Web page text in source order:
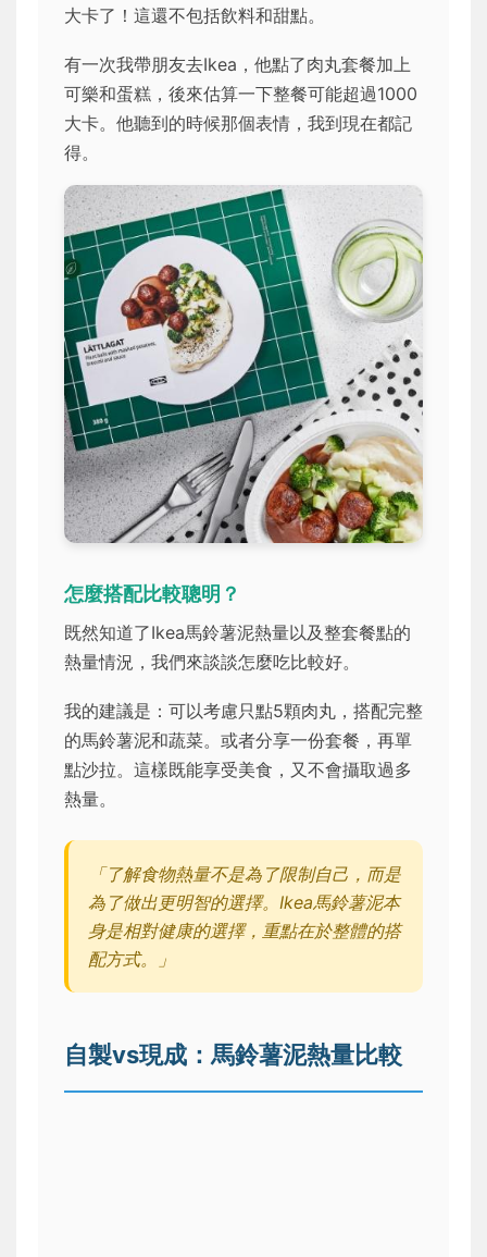
大卡了！這還不包括飲料和甜點。
有一次我帶朋友去Ikea，他點了肉丸套餐加上
可樂和蛋糕，後來估算一下整餐可能超過1000
大卡。他聽到的時候那個表情，我到現在都記
得。
怎麼搭配比較聰明？
既然知道了Ikea馬鈴薯泥熱量以及整套餐點的
熱量情況，我們來談談怎麼吃比較好。
我的建議是：可以考慮只點5顆肉丸，搭配完整
的馬鈴薯泥和蔬菜。或者分享一份套餐，再單
點沙拉。這樣既能享受美食，又不會攝取過多
熱量。
「了解食物熱量不是為了限制自己，而是
為了做出更明智的選擇。Ikea馬鈴薯泥本
身是相對健康的選擇，重點在於整體的搭
配方式。」
自製vs現成：馬鈴薯泥熱量比較